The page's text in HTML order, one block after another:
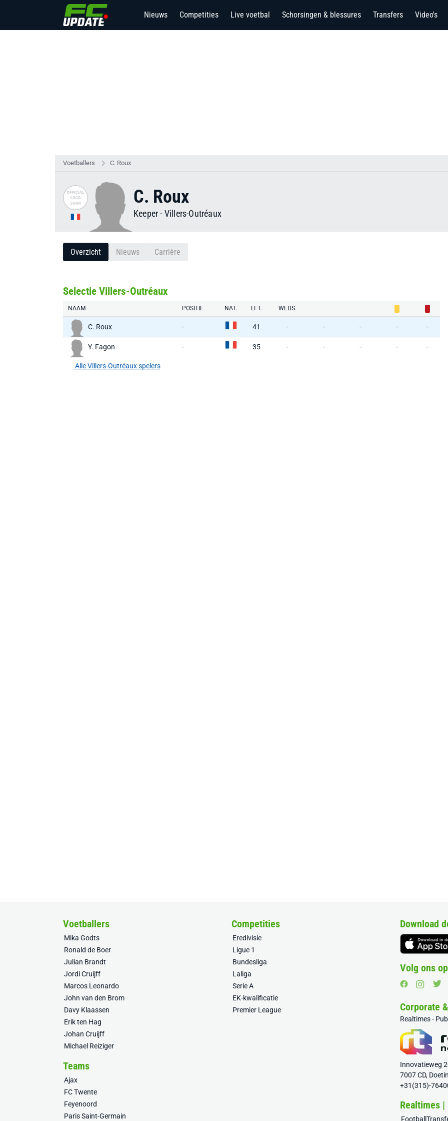
Nieuws Competities Live voetbal Schorsingen & blessures Transfers Video's
Voetballers C. Roux
C. Roux
Keeper- Villers-Outréaux
Overzicht Nieuws Carrière
Selectie Villers-Outréaux
NAAM POSITIE NAT. LFT. WEDS.
C. Roux - 41 - - - - -
Y. Fagon - 35 - - - - -
Alle Villers-Outréaux spelers
Voetballers
Mika Godts
Ronald de Boer
Julian Brandt
Jordi Cruijff
Marcos Leonardo
John van den Brom
Davy Klaassen
Erik ten Hag
Johan Cruijff
Michael Reiziger
Competities
Eredivisie
Ligue 1
Bundesliga
Laliga
Serie A
EK-kwalificatie
Premier League
Teams
Ajax
FC Twente
Feyenoord
Paris Saint-Germain
Download
Volg ons
Corporate
Realtimes -
Innovatieweg
7007 CD,
+31(315)-
Realtimes